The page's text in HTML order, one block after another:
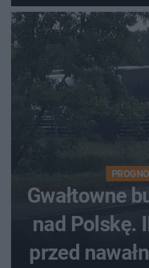
Gwałtowne
nad Polskę.
przed